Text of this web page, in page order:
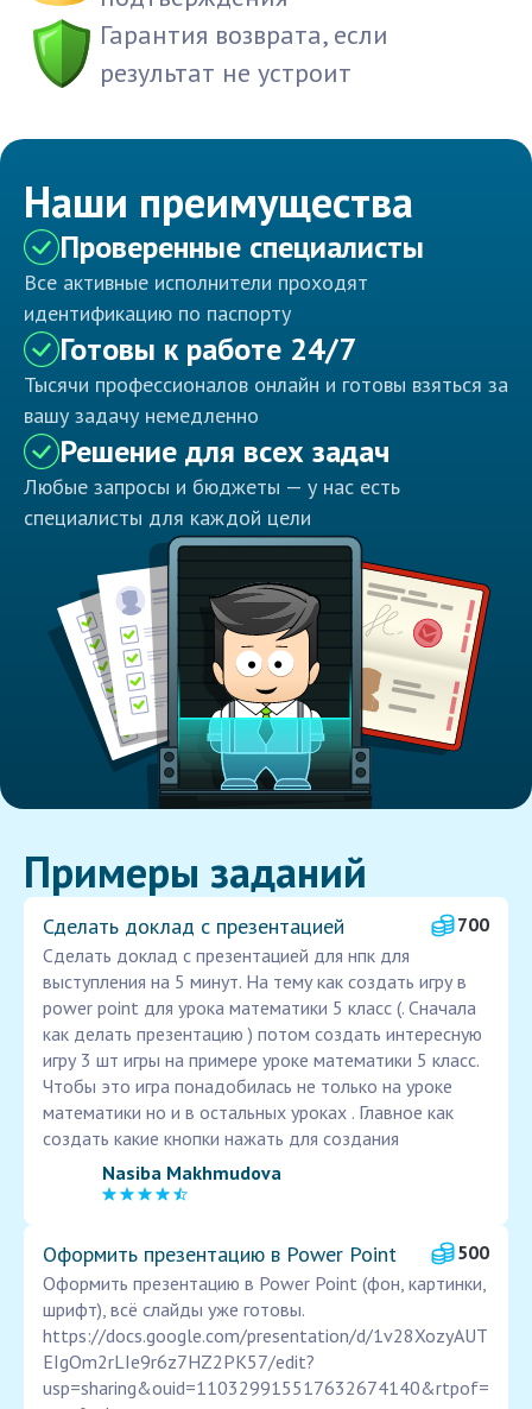
Гарантия возврата, если
результат не устроит
Наши преимущества
Проверенные специалисты
Все активные исполнители проходят
идентификацию по паспорту
Готовы к работе 24/7
Тысячи профессионалов онлайн и готовы взяться за
вашу задачу немедленно
Решение для всех задач
Любые запросы и бюджеты — у нас есть
специалисты для каждой цели
Примеры заданий
Сделать доклад с презентацией
700
Сделать доклад с презентацией для нпк для
выступления на 5 минут. На тему как создать игру в
power point для урока математики 5 класс (. Сначала
как делать презентацию ) потом создать интересную
игру 3 шт игры на примере уроке математики 5 класс.
Чтобы это игра понадобилась не только на уроке
математики но и в остальных уроках . Главное как
создать какие кнопки нажать для создания
Nasiba Makhmudova
Оформить презентацию в Power Point
500
Оформить презентацию в Power Point (фон, картинки,
шрифт), всё слайды уже готовы.
https://docs.google.com/presentation/d/1v28XozyAUT
EIgOm2rLIe9r6z7HZ2PK57/edit?
usp=sharing&ouid=110329915517632674140&rtpof=